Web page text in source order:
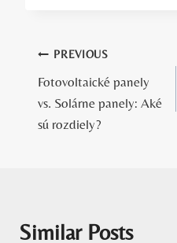
Navigácia
v
článku
PREVIOUS
Fotovoltaické panely
vs. Solárne panely: Aké
sú rozdiely?
Similar Posts